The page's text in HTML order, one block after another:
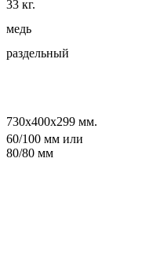
33 кг.
медь
раздельный
730х400х299 мм.
60/100 мм или
80/80 мм